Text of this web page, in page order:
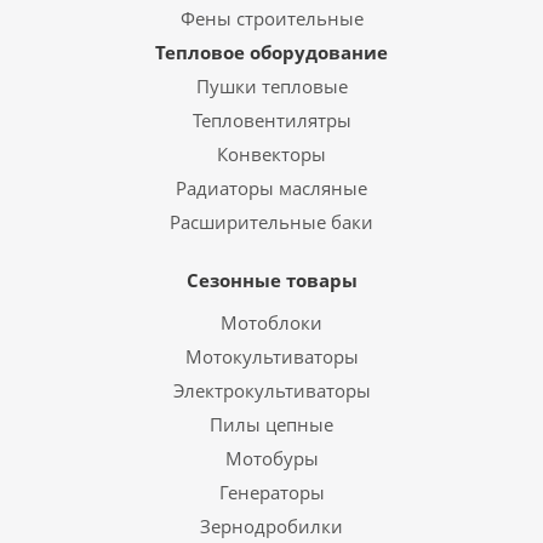
Фены строительные
Тепловое оборудование
Пушки тепловые
Тепловентилятры
Конвекторы
Радиаторы масляные
Расширительные баки
Сезонные товары
Мотоблоки
Мотокультиваторы
Электрокультиваторы
Пилы цепные
Мотобуры
Генераторы
Зернодробилки